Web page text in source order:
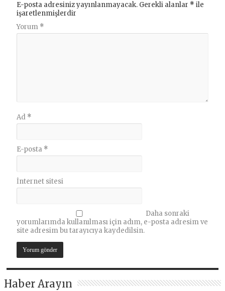
E-posta adresiniz yayınlanmayacak. Gerekli alanlar * ile
işaretlenmişlerdir
Yorum *
Ad *
E-posta *
İnternet sitesi
Daha sonraki
yorumlarımda kullanılması için adım, e-posta adresim ve
site adresim bu tarayıcıya kaydedilsin.
Haber Arayın